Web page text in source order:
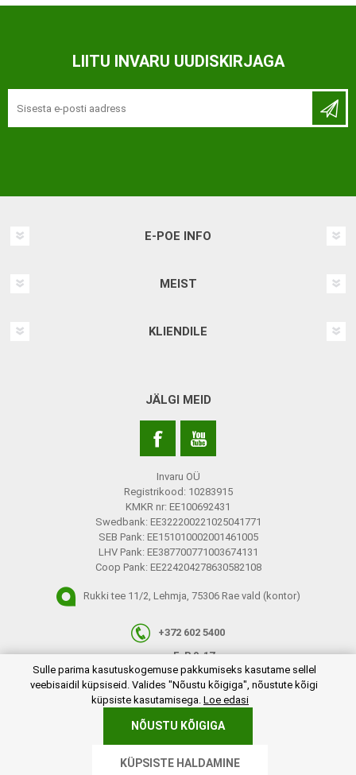
LIITU INVARU UUDISKIRJAGA
E-POE INFO
MEIST
KLIENDILE
JÄLGI MEID
Invaru OÜ
Registrikood: 10283915
KMKR nr: EE100692431
Swedbank: EE322200221025041771
SEB Pank: EE151010002001461005
LHV Pank: EE387700771003674131
Coop Pank: EE224204278630582108
Rukki tee 11/2, Lehmja, 75306 Rae vald (kontor)
+372 602 5400
E-R 9-17
info@invaru.ee
Powered bynopCommerce
Sulle parima kasutuskogemuse pakkumiseks kasutame sellel
veebisaidil küpsiseid. Valides "Nõustu kõigiga", nõustute kõigi
küpsiste kasutamisega. Loe edasi
NÕUSTU KÕIGIGA
KÜPSISTE HALDAMINE